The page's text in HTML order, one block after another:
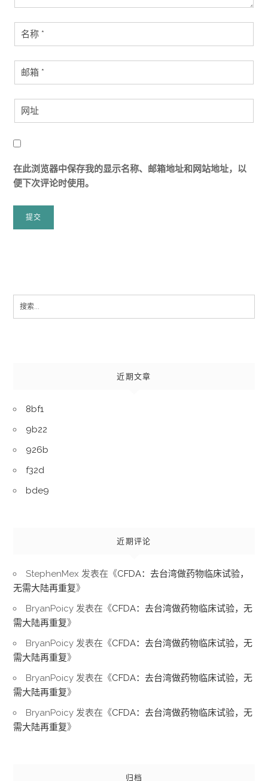
在此浏览器中保存我的显示名称、邮箱地址和网站地址，以
便下次评论时使用。
Search
近期文章
8bf1
9b22
926b
f32d
bde9
近期评论
StephenMex 发表在《CFDA：去台湾做药物临床试验，
无需大陆再重复》
BryanPoicy 发表在《CFDA：去台湾做药物临床试验，无
需大陆再重复》
BryanPoicy 发表在《CFDA：去台湾做药物临床试验，无
需大陆再重复》
BryanPoicy 发表在《CFDA：去台湾做药物临床试验，无
需大陆再重复》
BryanPoicy 发表在《CFDA：去台湾做药物临床试验，无
需大陆再重复》
归档